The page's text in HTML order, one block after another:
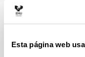
Esta página web
Convocatoria de
científica,
Plazo interno para